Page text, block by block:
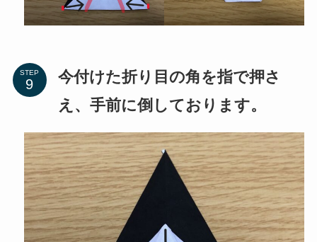
STEP
今付けた折り目の角を指で押さ
え、手前に倒しております。